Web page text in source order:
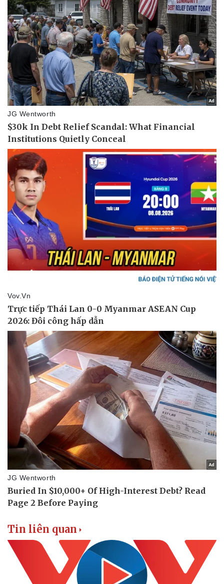
Pháp luật
Vụ án
Tin nóng
Tư vấn luật
Quân sự - Quốc phòng
Việt Nam
Phân tích
Tin liên quan